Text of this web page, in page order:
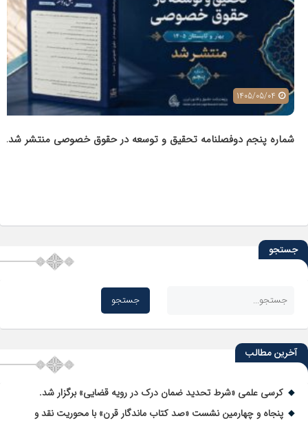
شماره پنجم دوفصلنامه تحقیق و توسعه در حقوق خصوصی منتشر شد.
جستجو
آخرین مطالب
کرسی علمی «شرط تحدید ضمان درک در رویه قضایی» برگزار شد.
پنجاه و چهارمین نشست «صد کتاب ماندگار قرن» با محوریت نقد و